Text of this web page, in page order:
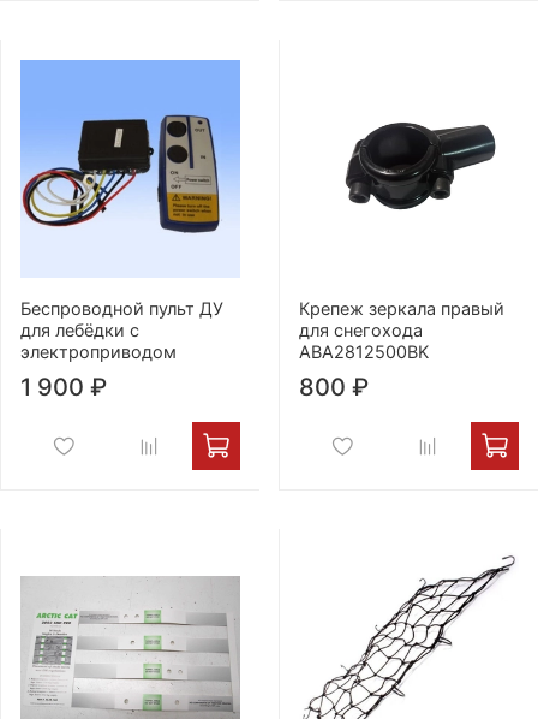
Беспроводной пульт ДУ
для лебёдки с
электроприводом
1 900 ₽
Крепеж зеркала правый
для снегохода
ABA2812500BK
800 ₽